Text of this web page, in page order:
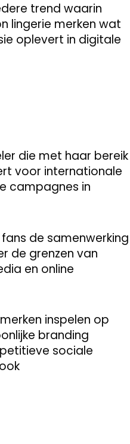
trend waarin
lingerie merken wat
oplevert in digitale
die met haar bereik
voor internationale
campagnes in
de samenwerking
de grenzen van
en online
inspelen op
branding
sociale